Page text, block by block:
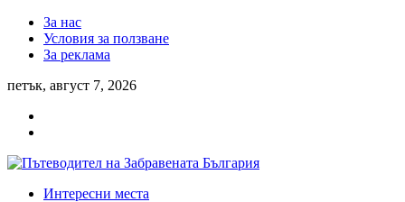
За нас
Условия за ползване
За реклама
петък, август 7, 2026
Интересни места